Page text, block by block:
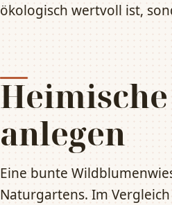
ökologisch wertvoll ist,
anlegen
Eine bunte
Naturgartens. Im